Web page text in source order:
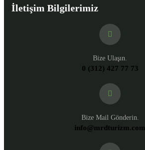
İletişim Bilgilerimiz
Bize Ulaşın.
0 (312) 427 77 73
Bize Mail Gönderin.
info@mrdturizm.com